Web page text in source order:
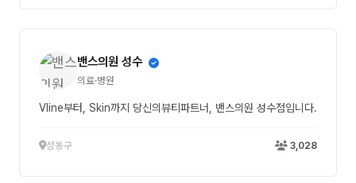
밴스의원 성수
의료·병원
Vline부터, Skin까지 당신의뷰티파트너, 밴스의원 성수점입니다.
성동구 3,028